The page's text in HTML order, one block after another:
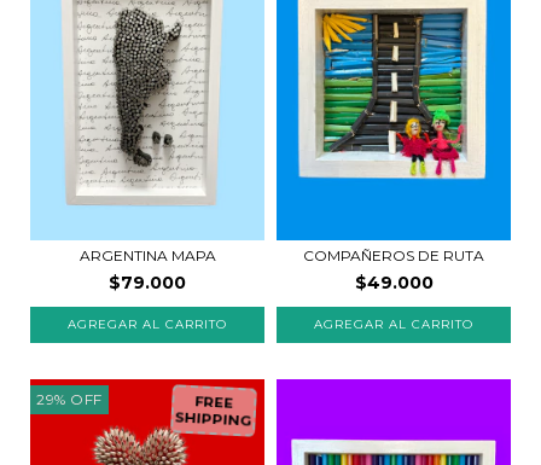
ARGENTINA MAPA
$79.000
COMPAÑEROS DE RUTA
$49.000
29% OFF FREE
SHIPPING